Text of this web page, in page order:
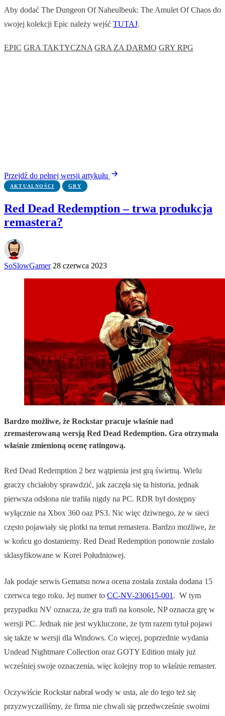
Aby dodać The Dungeon Of Naheulbeuk: The Amulet Of Chaos do
swojej kolekcji Epic należy wejść TUTAJ.
EPIC GRA TAKTYCZNA GRA ZA DARMO GRY RPG
Przejdź do pełnej wersji artykułu
AKTUALNOŚCI GRY
Red Dead Redemption – trwa produkcja
remastera?
SoSlowGamer 28 czerwca 2023
Bardzo możliwe, że Rockstar pracuje właśnie nad
zremasterowaną wersją Red Dead Redemption. Gra otrzymała
właśnie zmienioną ocenę ratingową.
Red Dead Redemption 2 bez wątpienia jest grą świetną. Wielu
graczy chciałoby sprawdzić, jak zaczęła się ta historia, jednak
pierwsza odsłona nie trafiła nigdy na PC. RDR był dostępny
wyłącznie na Xbox 360 oaz PS3. Nic więc dziwnego, że w sieci
często pojawiały się plotki na temat remastera. Bardzo możliwe, że
w końcu go dostaniemy. Red Dead Redemption ponownie zostało
sklasyfikowane w Korei Południowej.
Jak podaje serwis Gematsu nowa ocena została została dodana 15
czerwca tego roku. Jej numer to CC-NV-230615-001 . W tym
przypadku NV oznacza, że gra trafi na konsole, NP oznacza grę w
wersji PC. Jednak nie jest wykluczone, że tym razem tytuł pojawi
się także w wersji dla Windows. Co więcej, poprzednie wydania
Undead Nightmare Collection oraz GOTY Edition miały już
wcześniej swoje oznaczenia, więc kolejny trop to właśnie remaster.
Oczywiście Rockstar nabrał wody w usta, ale do tego też się
przyzwyczailiśmy, że firma nie chwali się przedwcześnie swoimi